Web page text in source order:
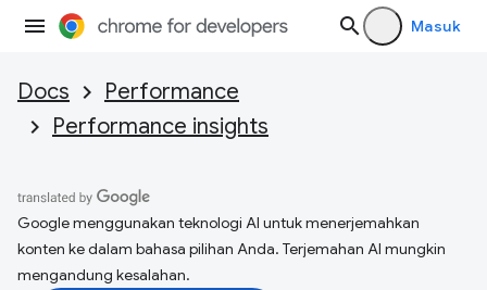
Masuk
Docs
Performance
Performance insights
Google menggunakan teknologi AI untuk menerjemahkan
konten ke dalam bahasa pilihan Anda. Terjemahan AI mungkin
mengandung kesalahan.